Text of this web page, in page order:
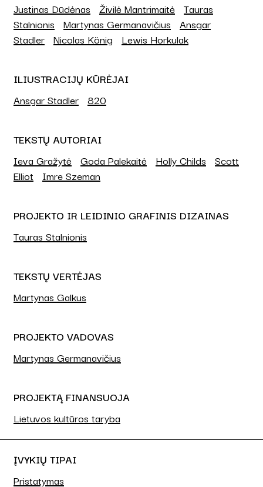
Justinas Dūdėnas Živilė Mantrimaitė Tauras
Stalnionis Martynas Germanavičius Ansgar
Stadler Nicolas König Lewis Horkulak
ILIUSTRACIJŲ KŪRĖJAI
Ansgar Stadler 820
TEKSTŲ AUTORIAI
Ieva Gražytė Goda Palekaitė Holly Childs Scott
Elliot
Imre Szeman
PROJEKTO IR LEIDINIO GRAFINIS DIZAINAS
Tauras Stalnionis
TEKSTŲ VERTĖJAS
Martynas Galkus
PROJEKTO VADOVAS
Martynas Germanavičius
PROJEKTĄ FINANSUOJA
Lietuvos kultūros taryba
ĮVYKIŲ TIPAI
Pristatymas